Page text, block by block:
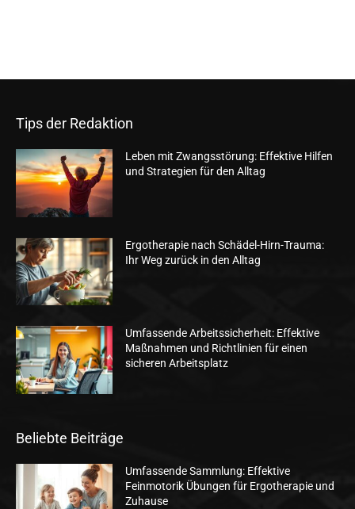
Tips der Redaktion
Leben mit Zwangsstörung: Effektive Hilfen
und Strategien für den Alltag
Ergotherapie nach Schädel-Hirn-Trauma:
Ihr Weg zurück in den Alltag
Umfassende Arbeitssicherheit: Effektive
Maßnahmen und Richtlinien für einen
sicheren Arbeitsplatz
Beliebte Beiträge
Umfassende Sammlung: Effektive
Feinmotorik Übungen für Ergotherapie und
Zuhause